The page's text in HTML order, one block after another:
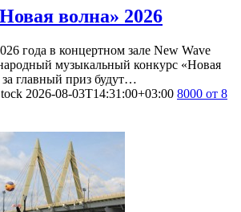
волна» 2026
года в концертном зале New Wave
музыкальный конкурс «Новая
главный приз будут…
2026-08-03T14:31:00+03:00 8000 от 8